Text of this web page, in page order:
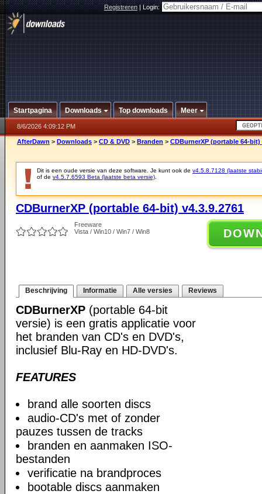
Registreren|Login:
Startpagina Downloads Top downloads Meer
8/6/2026 4:09:12 PM
AfterDawn > Downloads > CD & DVD > Branden > CDBurnerXP (portable 64-bit)
Dit is een oude versie van deze software. Je kunt ook de v4.5.8.7128 (laatste
of de v4.5.7.6593 Beta (laatste beta versie)
CDBurnerXP (portable 64-bit) v4.3.9.2761
Freeware
Vista / Win10 / Win7 / Win8
Beschrijving Informatie Alle versies Reviews
CDBurnerXP (portable 64-bit
versie) is een gratis applicatie voor
het branden van CD's en DVD's,
inclusief Blu-Ray en HD-DVD's.
FEATURES
brand alle soorten discs
audio-CD's met of zonder
pauzes tussen de tracks
branden en aanmaken ISO-
bestanden
verificatie na brandproces
bootable discs aanmaken